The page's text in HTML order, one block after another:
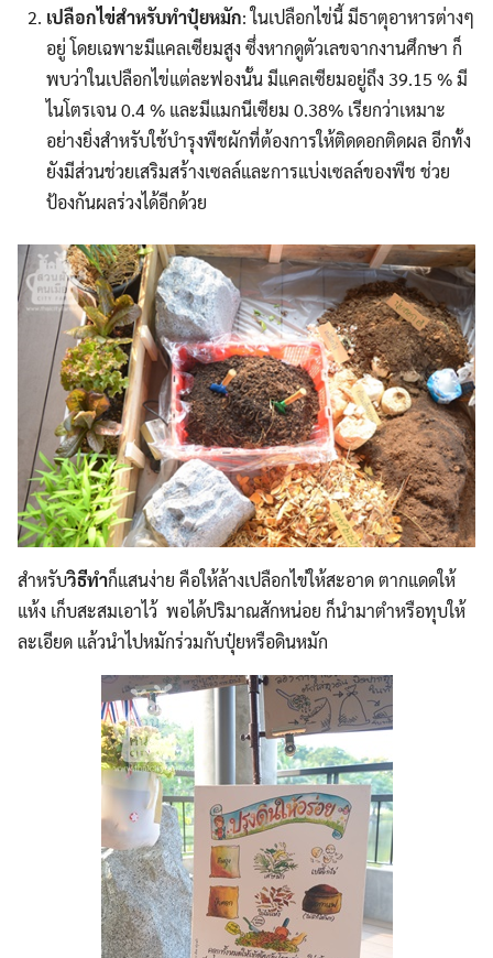
Search
เปลือกไข่สำหรับทำปุ๋ยหมัก: ในเปลือกไข่นี้ มีธาตุอาหารต่างๆ
อยู่ โดยเฉพาะมีแคลเซียมสูง ซึ่งหากดูตัวเลขจากงานศึกษา ก็
พบว่าในเปลือกไข่แต่ละฟองนั้น มีแคลเซียมอยู่ถึง 39.15 % มี
ไนโตรเจน 0.4 % และมีแมกนีเซียม 0.38% เรียกว่าเหมาะ
อย่างยิ่งสำหรับใช้บำรุงพืชผักที่ต้องการให้ติดดอกติดผล อีกทั้ง
ยังมีส่วนช่วยเสริมสร้างเซลล์และการแบ่งเซลล์ของพืช ช่วย
ป้องกันผลร่วงได้อีกด้วย
สำหรับวิธีทำก็แสนง่าย คือให้ล้างเปลือกไข่ให้สะอาด ตากแดดให้
แห้ง เก็บสะสมเอาไว้ พอได้ปริมาณสักหน่อย ก็นำมาตำหรือทุบให้
ละเอียด แล้วนำไปหมักร่วมกับปุ๋ยหรือดินหมัก